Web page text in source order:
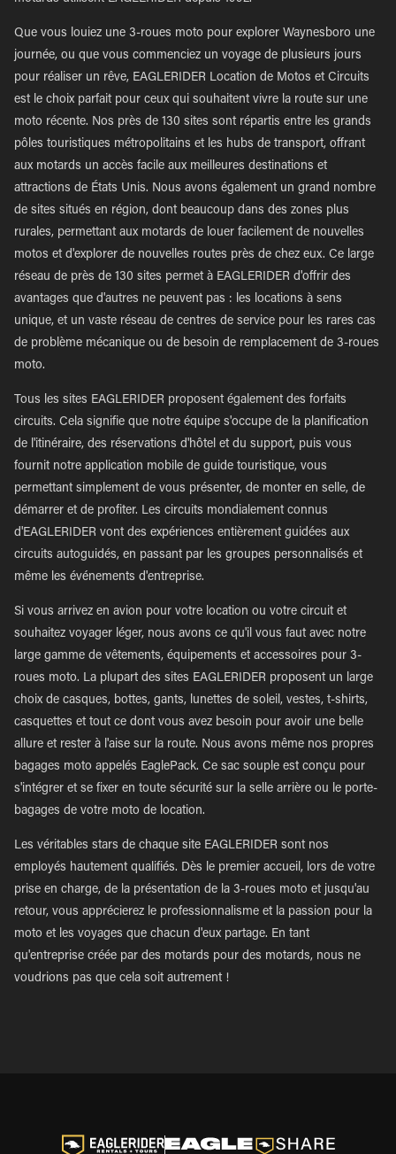
Que vous louiez une 3-roues moto pour explorer Waynesboro une
journée, ou que vous commenciez un voyage de plusieurs jours
pour réaliser un rêve, EAGLERIDER Location de Motos et Circuits
est le choix parfait pour ceux qui souhaitent vivre la route sur une
moto récente. Nos près de 130 sites sont répartis entre les grands
pôles touristiques métropolitains et les hubs de transport, offrant
aux motards un accès facile aux meilleures destinations et
attractions de États Unis. Nous avons également un grand nombre
de sites situés en région, dont beaucoup dans des zones plus
rurales, permettant aux motards de louer facilement de nouvelles
motos et d'explorer de nouvelles routes près de chez eux. Ce large
réseau de près de 130 sites permet à EAGLERIDER d'offrir des
avantages que d'autres ne peuvent pas : les locations à sens
unique, et un vaste réseau de centres de service pour les rares cas
de problème mécanique ou de besoin de remplacement de 3-roues
moto.
Tous les sites EAGLERIDER proposent également des forfaits
circuits. Cela signifie que notre équipe s'occupe de la planification
de l'itinéraire, des réservations d'hôtel et du support, puis vous
fournit notre application mobile de guide touristique, vous
permettant simplement de vous présenter, de monter en selle, de
démarrer et de profiter. Les circuits mondialement connus
d'EAGLERIDER vont des expériences entièrement guidées aux
circuits autoguidés, en passant par les groupes personnalisés et
même les événements d'entreprise.
Si vous arrivez en avion pour votre location ou votre circuit et
souhaitez voyager léger, nous avons ce qu'il vous faut avec notre
large gamme de vêtements, équipements et accessoires pour 3-
roues moto. La plupart des sites EAGLERIDER proposent un large
choix de casques, bottes, gants, lunettes de soleil, vestes, t-shirts,
casquettes et tout ce dont vous avez besoin pour avoir une belle
allure et rester à l'aise sur la route. Nous avons même nos propres
bagages moto appelés EaglePack. Ce sac souple est conçu pour
s'intégrer et se fixer en toute sécurité sur la selle arrière ou le porte-
bagages de votre moto de location.
Les véritables stars de chaque site EAGLERIDER sont nos
employés hautement qualifiés. Dès le premier accueil, lors de votre
prise en charge, de la présentation de la 3-roues moto et jusqu'au
retour, vous apprécierez le professionnalisme et la passion pour la
moto et les voyages que chacun d'eux partage. En tant
qu'entreprise créée par des motards pour des motards, nous ne
voudrions pas que cela soit autrement !